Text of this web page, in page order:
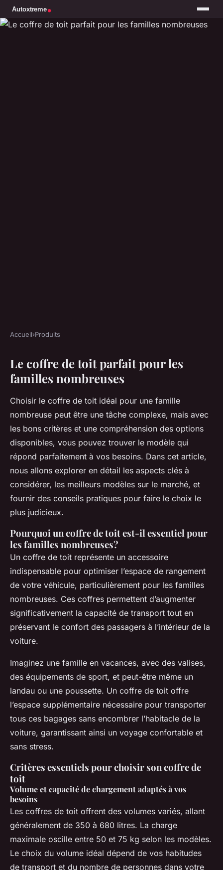
Le coffre de toit parfait pour
les familles nombreuses
Esteban •1 février 2025•7 min de lecture
Accueil›Produits
Le coffre de toit parfait pour les
familles nombreuses
Choisir le coffre de toit idéal pour une famille
nombreuse peut être une tâche complexe, mais avec
les bons critères et une compréhension des options
disponibles, vous pouvez trouver le modèle qui
répond parfaitement à vos besoins. Dans cet article,
nous allons explorer en détail les aspects clés à
considérer, les meilleurs modèles sur le marché, et
fournir des conseils pratiques pour faire le choix le
plus judicieux.
Pourquoi un coffre de toit est-il essentiel pour
les familles nombreuses?
Un coffre de toit représente un accessoire
indispensable pour optimiser l’espace de rangement
de votre véhicule, particulièrement pour les familles
nombreuses. Ces coffres permettent d’augmenter
significativement la capacité de transport tout en
préservant le confort des passagers à l’intérieur de la
voiture.
Imaginez une famille en vacances, avec des valises,
des équipements de sport, et peut-être même un
landau ou une poussette. Un coffre de toit offre
l’espace supplémentaire nécessaire pour transporter
tous ces bagages sans encombrer l’habitacle de la
voiture, garantissant ainsi un voyage confortable et
sans stress.
Critères essentiels pour choisir son coffre de
toit
Volume et capacité de chargement adaptés à vos
besoins
Les coffres de toit offrent des volumes variés, allant
généralement de 350 à 680 litres. La charge
maximale oscille entre 50 et 75 kg selon les modèles.
Le choix du volume idéal dépend de vos habitudes
de transport et du nombre de personnes dans votre